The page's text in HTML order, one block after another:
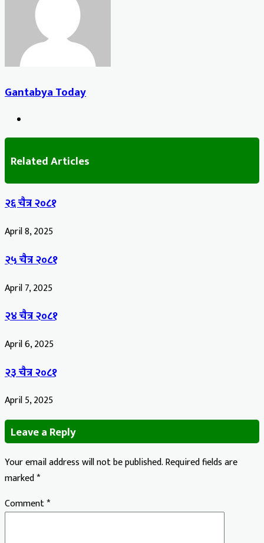
Gantabya Today
Related Articles
२६ चैत्र २०८१
April 8, 2025
२५ चैत्र २०८१
April 7, 2025
२४ चैत्र २०८१
April 6, 2025
२३ चैत्र २०८१
April 5, 2025
Leave a Reply
Your email address will not be published.Required fields are
marked*
Comment*